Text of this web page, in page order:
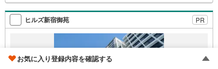
検
索
条
で
通
ヒルズ新宿御苑 PR
お気に入り登録内容を確認する